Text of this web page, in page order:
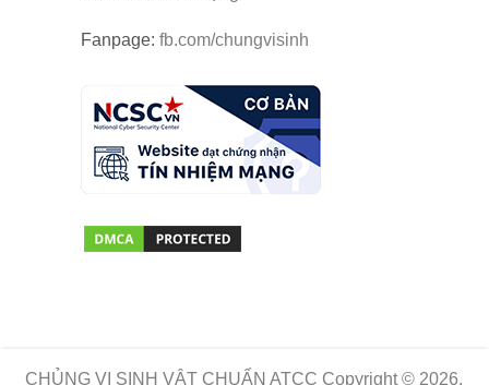
Fanpage: fb.com/chungvisinh
CHỦNG VI SINH VẬT CHUẨN ATCC Copyright © 2026.